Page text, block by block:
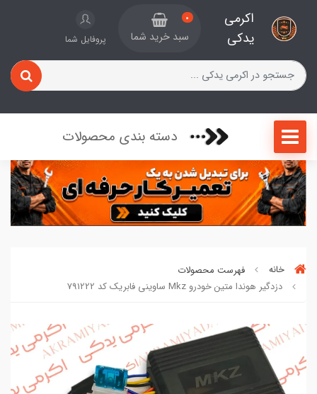
اکرمی
یدکی
0
سبد خرید شما پروفایل شما
دسته بندی محصولات
خانه
فهرست محصولات
دزدگیر هوندا متین خودرو Mkz ساوینی فابریک کد 791222